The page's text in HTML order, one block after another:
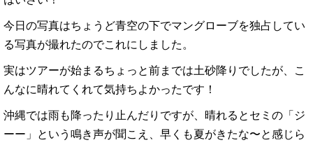
今日の写真はちょうど青空の下でマングローブを独占してい
る写真が撮れたのでこれにしました。
実はツアーが始まるちょっと前までは土砂降りでしたが、こ
んなに晴れてくれて気持ちよかったです！
沖縄では雨も降ったり止んだりですが、晴れるとセミの「ジ
ーー」という鳴き声が聞こえ、早くも夏がきたな〜と感じら